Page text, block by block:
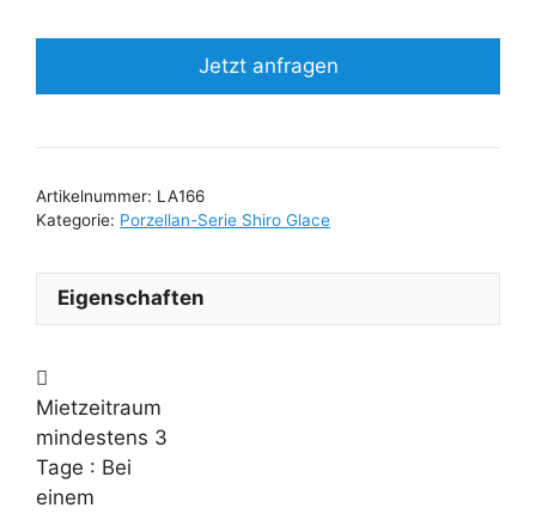
Jetzt anfragen
Artikelnummer: LA166
Kategorie: Porzellan-Serie Shiro Glace
Eigenschaften
Mietzeitraum
mindestens 3
Tage : Bei
einem